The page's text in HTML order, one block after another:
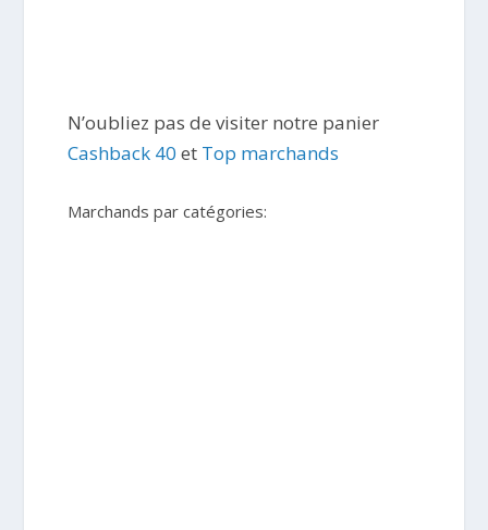
N’oubliez pas de visiter notre panier
Cashback 40 et Top marchands
Marchands par catégories: